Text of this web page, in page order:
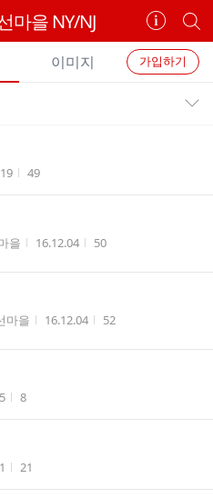
마을 NY/NJ
카
페
정
보
개
별
카
페
검
가입하기
이미지
조회수
49
을 작성시간
16.12.04 조회수
50
자
마을 작성시간
16.12.04 조회수
52
조회수
8
조회수
21